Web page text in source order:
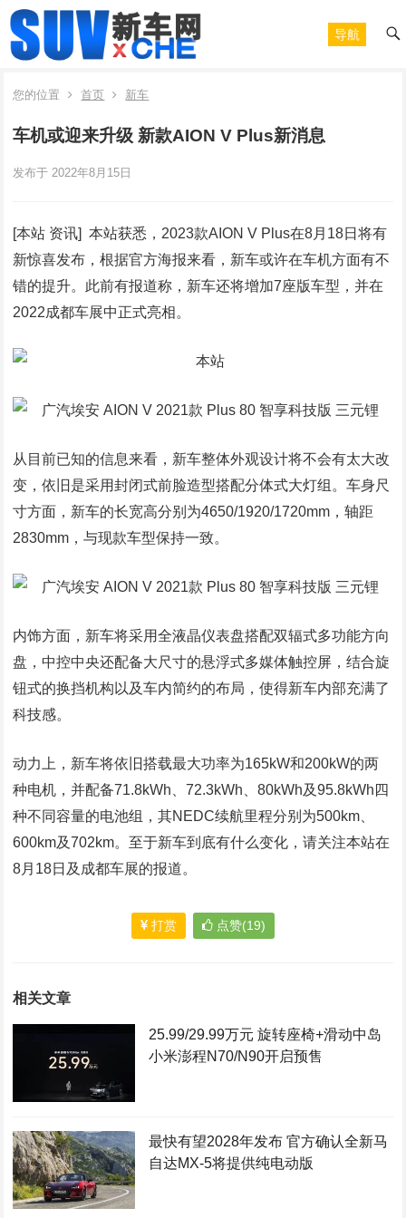
导航
您的位置 首页 新车
车机或迎来升级 新款AION V Plus新消息
发布于 2022年8月15日
[本站 资讯] 本站获悉，2023款AION V Plus在8月18日将有
新惊喜发布，根据官方海报来看，新车或许在车机方面有不
错的提升。此前有报道称，新车还将增加7座版车型，并在
2022成都车展中正式亮相。
从目前已知的信息来看，新车整体外观设计将不会有太大改
变，依旧是采用封闭式前脸造型搭配分体式大灯组。车身尺
寸方面，新车的长宽高分别为4650/1920/1720mm，轴距
2830mm，与现款车型保持一致。
内饰方面，新车将采用全液晶仪表盘搭配双辐式多功能方向
盘，中控中央还配备大尺寸的悬浮式多媒体触控屏，结合旋
钮式的换挡机构以及车内简约的布局，使得新车内部充满了
科技感。
动力上，新车将依旧搭载最大功率为165kW和200kW的两
种电机，并配备71.8kWh、72.3kWh、80kWh及95.8kWh四
种不同容量的电池组，其NEDC续航里程分别为500km、
600km及702km。至于新车到底有什么变化，请关注本站在
8月18日及成都车展的报道。
打赏 点赞(19)
相关文章
25.99/29.99万元 旋转座椅+滑动中岛
小米澎程N70/N90开启预售
最快有望2028年发布 官方确认全新马
自达MX-5将提供纯电动版